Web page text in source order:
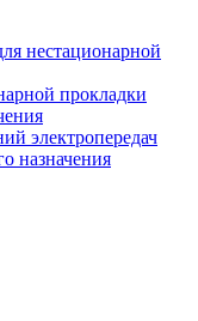
нестационарной
прокладки
электропередач
назначения